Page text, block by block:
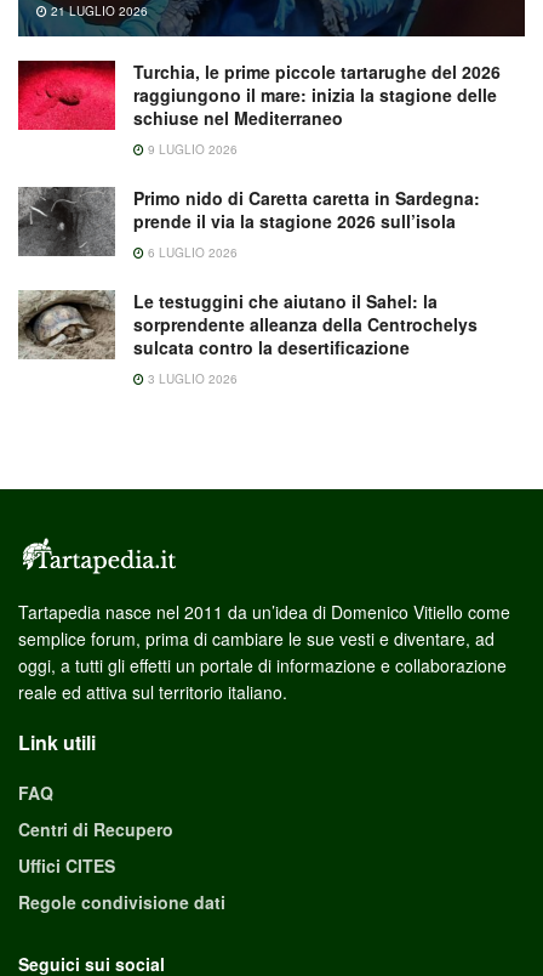
21 LUGLIO 2026
Turchia, le prime piccole tartarughe del 2026
raggiungono il mare: inizia la stagione delle
schiuse nel Mediterraneo
9 LUGLIO 2026
Primo nido di Caretta caretta in Sardegna:
prende il via la stagione 2026 sull’isola
6 LUGLIO 2026
Le testuggini che aiutano il Sahel: la
sorprendente alleanza della Centrochelys
sulcata contro la desertificazione
3 LUGLIO 2026
Tartapedia nasce nel 2011 da un’idea di Domenico Vitiello come
semplice forum, prima di cambiare le sue vesti e diventare, ad
oggi, a tutti gli effetti un portale di informazione e collaborazione
reale ed attiva sul territorio italiano.
Link utili
FAQ
Centri di Recupero
Uffici CITES
Regole condivisione dati
Seguici sui social